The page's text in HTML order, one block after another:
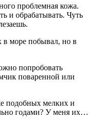
проблемная кожа.
и обрабатывать. Чуть
море побывал, но в
попробовать
поваренной или
подобных мелких и
годами? У меня их…